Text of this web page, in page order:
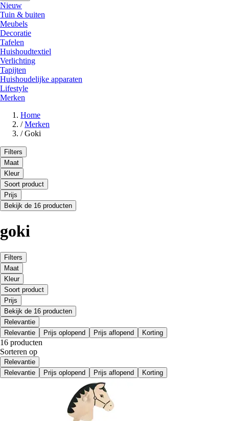
Nieuw
Tuin & buiten
Meubels
Decoratie
Tafelen
Huishoudtextiel
Verlichting
Tapijten
Huishoudelijke apparaten
Lifestyle
Merken
Home
/ Merken
/ Goki
Filters
Maat
Kleur
Soort product
Prijs
Bekijk de 16 producten
goki
Filters
Maat
Kleur
Soort product
Prijs
Bekijk de 16 producten
Relevantie
Relevantie
Prijs oplopend Prijs aflopend Korting
16 producten
Sorteren op
Relevantie
Relevantie
Prijs oplopend Prijs aflopend Korting